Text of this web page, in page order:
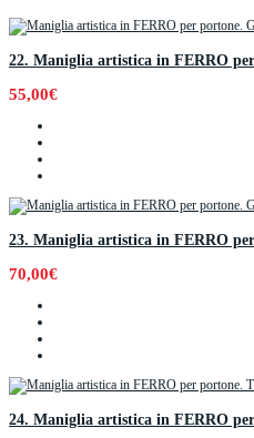
22. Maniglia artistica in FERRO
55,00€
23. Maniglia artistica in FERRO
70,00€
24. Maniglia artistica in FERRO